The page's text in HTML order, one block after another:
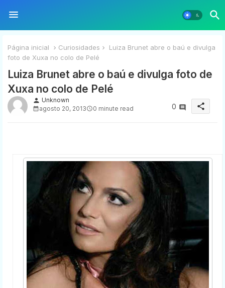
Página inicial Curiosidades
Luiza Brunet abre o baú e divulga
foto de Xuxa no colo de Pelé
Luiza Brunet abre o baú e divulga foto de
Xuxa no colo de Pelé
person Unknown
agosto 20, 2013
0 minute read 0 share